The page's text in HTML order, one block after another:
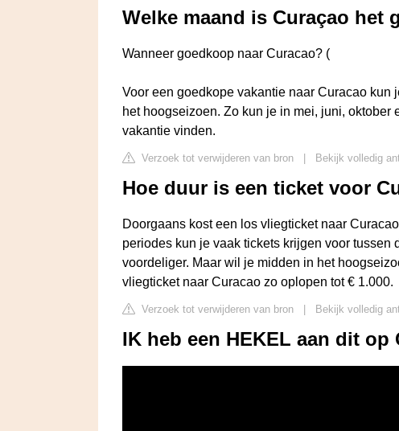
Welke maand is Curaçao het
Wanneer goedkoop naar Curacao? (
Voor een goedkope vakantie naar Curacao kun
het hoogseizoen. Zo kun je in mei, juni,
vakantie vinden.
Verzoek tot verwijderen van bron Bekijk volledig
Hoe duur is een ticket voor
Doorgaans kost een los vliegticket naar
periodes kun je vaak tickets krijgen voor tussen
voordeliger. Maar wil je midden in het
vliegticket naar Curacao zo oplopen tot € 1.000.
Verzoek tot verwijderen van bron Bekijk volledig
IK heb een HEKEL aan dit op